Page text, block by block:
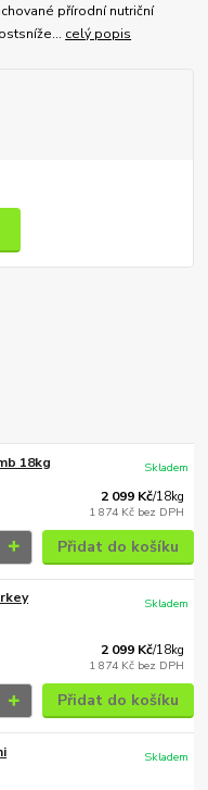
přírodní nutriční
celý popis
18kg
2 099 Kč/18kg
1 874 Kč bez DPH
Skladem
Přidat do košíku
2 099 Kč/18kg
1 874 Kč bez DPH
Skladem
Přidat do košíku
Skladem